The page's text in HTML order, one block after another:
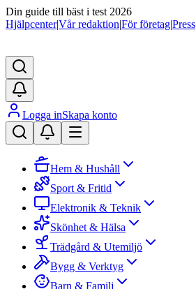
Din guide till bäst i test 2026
Hjälpcenter|Vår redaktion|För företag|Press
Logga inSkapa konto
Hem & Hushåll
Sport & Fritid
Elektronik & Teknik
Skönhet & Hälsa
Trädgård & Utemiljö
Bygg & Verktyg
Barn & Familj